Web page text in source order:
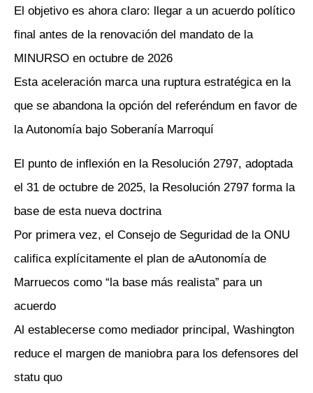
El objetivo es ahora claro: llegar a un acuerdo político
final antes de la renovación del mandato de la
MINURSO en octubre de 2026
Esta aceleración marca una ruptura estratégica en la
que se abandona la opción del referéndum en favor de
la Autonomía bajo Soberanía Marroquí
El punto de inflexión en la Resolución 2797, adoptada
el 31 de octubre de 2025, la Resolución 2797 forma la
base de esta nueva doctrina
Por primera vez, el Consejo de Seguridad de la ONU
califica explícitamente el plan de aAutonomía de
Marruecos como “la base más realista” para un
acuerdo
Al establecerse como mediador principal, Washington
reduce el margen de maniobra para los defensores del
statu quo